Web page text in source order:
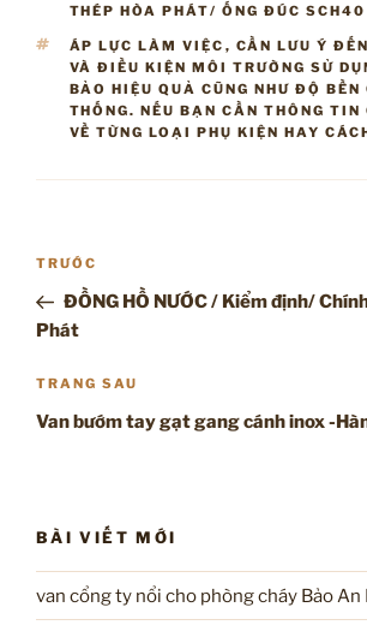
MỤC
THÉP HÒA PHÁT/ ỐNG ĐÚC SCH40
TAG
ÁP LỰC LÀM VIỆC , CẦN LƯU Ý
VÀ ĐIỀU KIỆN MÔI TRƯỜNG SỬ
BẢO HIỆU QUẢ CŨNG NHƯ ĐỘ BỀN
THỐNG. NẾU BẠN CẦN THÔNG
VỀ TỪNG LOẠI PHỤ KIỆN HAY
Điều
hướng
bài
Bài
cũ
hơn
TRƯỚC
ĐỒNG HỒ NƯỚC / Kiểm định/
Phát
Bài
tiếp
TRANG SAU
Van bướm tay gạt gang cánh inox -
BÀI VIẾT MỚI
van cổng ty nổi cho phòng cháy Bảo An